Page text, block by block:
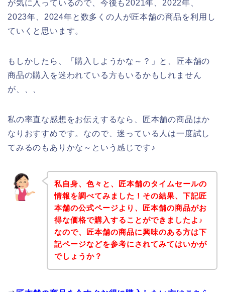
が気に入っているので、今後も2021年、2022年、
2023年、2024年と数多くの人が匠本舗の商品を利用し
ていくと思います。
もしかしたら、「購入しようかな～？」と、匠本舗の
商品の購入を迷われている方もいるかもしれません
が、、、
私の率直な感想をお伝えするなら、匠本舗の商品はか
なりおすすめです。なので、迷っている人は一度試し
てみるのもありかな～という感じです♪
私自身、色々と、匠本舗のタイムセールの
情報を調べてみました！その結果、下記匠
本舗の公式ページより、匠本舗の商品がお
得な価格で購入することができましたよ♪
なので、匠本舗の商品に興味のある方は下
記ページなどを参考にされてみてはいかが
でしょうか？